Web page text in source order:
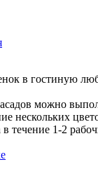
в гостиную
можно
нескольких
в течение 1-2